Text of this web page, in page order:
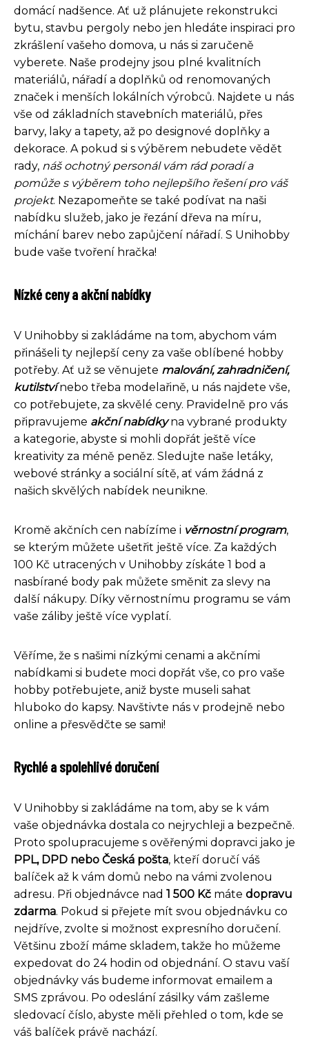
domácí nadšence. Ať už plánujete rekonstrukci
bytu, stavbu pergoly nebo jen hledáte inspiraci pro
zkrášlení vašeho domova, u nás si zaručeně
vyberete. Naše prodejny jsou plné kvalitních
materiálů, nářadí a doplňků od renomovaných
značek i menších lokálních výrobců. Najdete u nás
vše od základních stavebních materiálů, přes
barvy, laky a tapety, až po designové doplňky a
dekorace. A pokud si s výběrem nebudete vědět
rady, náš ochotný personál vám rád poradí a
pomůže s výběrem toho nejlepšího řešení pro váš
projekt. Nezapomeňte se také podívat na naši
nabídku služeb, jako je řezání dřeva na míru,
míchání barev nebo zapůjčení nářadí. S Unihobby
bude vaše tvoření hračka!
Nízké ceny a akční nabídky
V Unihobby si zakládáme na tom, abychom vám
přinášeli ty nejlepší ceny za vaše oblíbené hobby
potřeby. Ať už se věnujete malování, zahradničení,
kutilstvínebo třeba modelařině, u nás najdete vše,
co potřebujete, za skvělé ceny. Pravidelně pro vás
připravujeme akční nabídkyna vybrané produkty
a kategorie, abyste si mohli dopřát ještě více
kreativity za méně peněz. Sledujte naše letáky,
webové stránky a sociální sítě, ať vám žádná z
našich skvělých nabídek neunikne.
Kromě akčních cen nabízíme i věrnostní program,
se kterým můžete ušetřit ještě více. Za každých
100 Kč utracených v Unihobby získáte 1 bod a
nasbírané body pak můžete směnit za slevy na
další nákupy. Díky věrnostnímu programu se vám
vaše záliby ještě více vyplatí.
Věříme, že s našimi nízkými cenami a akčními
nabídkami si budete moci dopřát vše, co pro vaše
hobby potřebujete, aniž byste museli sahat
hluboko do kapsy. Navštivte nás v prodejně nebo
online a přesvědčte se sami!
Rychlé a spolehlivé doručení
V Unihobby si zakládáme na tom, aby se k vám
vaše objednávka dostala co nejrychleji a bezpečně.
Proto spolupracujeme s ověřenými dopravci jako je
PPL, DPD nebo Česká pošta, kteří doručí váš
balíček až k vám domů nebo na vámi zvolenou
adresu. Při objednávce nad 1 500 Kč máte dopravu
zdarma. Pokud si přejete mít svou objednávku co
nejdříve, zvolte si možnost expresního doručení.
Většinu zboží máme skladem, takže ho můžeme
expedovat do 24 hodin od objednání. O stavu vaší
objednávky vás budeme informovat emailem a
SMS zprávou. Po odeslání zásilky vám zašleme
sledovací číslo, abyste měli přehled o tom, kde se
váš balíček právě nachází.